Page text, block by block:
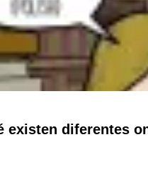
existen diferentes